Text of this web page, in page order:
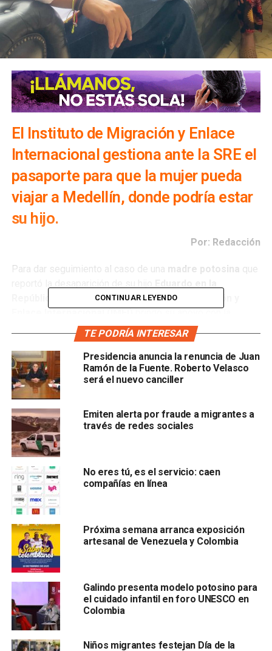
El Instituto de Migración y Enlace
Internacional gestiona ante la SRE el
pasaporte para que la mujer pueda
viajar a Medellín, donde podría estar
su hijo.
Por: Redacción
Para dar seguimiento al caso de una madre potosina que
República de Colombia, el Instituto de Migración y
gestión en la delegación de laSecretaría de
Exteriores (SRE), para que obtenga su pasaporte
mexicano y pueda realizar su viaje.
En atención a la
política social del gobernador de San
Luis Potosí Ricardo Gallardo Cardona,
IMEI, Luis Enrique Hernández Segura, informó que la
madre solicitó asesoría e información para saber la forma
en que podría
localizado a su
esa nación
Por su parte,
de México en Colombia ha establecido comunicación
permanente con ella
y se espera que en los siguientes días pueda haber una
CONTINUAR LEYENDO
TE PODRÍA INTERESAR
Presidencia anuncia la renuncia de Juan
Ramón de la Fuente. Roberto Velasco
será el nuevo canciller
Emiten alerta por fraude a migrantes a
través de redes sociales
No eres tú, es el servicio: caen
compañías en línea
Próxima semana arranca exposición
artesanal de Venezuela y Colombia
Galindo presenta modelo potosino para
el cuidado infantil en foro UNESCO en
Colombia
Niños migrantes festejan Día de la